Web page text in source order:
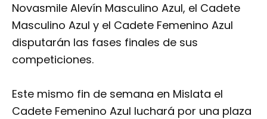
Novasmile Alevín Masculino Azul, el Cadete
Masculino Azul y el Cadete Femenino Azul
disputarán las fases finales de sus
competiciones.
Este mismo fin de semana en Mislata el
Cadete Femenino Azul luchará por una plaza